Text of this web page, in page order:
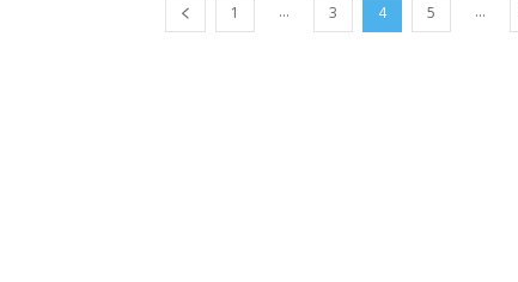
1 ... 3 4 5 ...